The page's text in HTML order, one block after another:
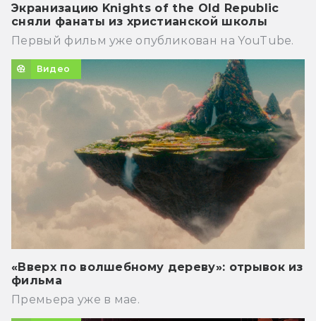
Экранизацию Knights of the Old Republic
сняли фанаты из христианской школы
Первый фильм уже опубликован на YouTube.
Видео
«Вверх по волшебному дереву»: отрывок из
фильма
Премьера уже в мае.